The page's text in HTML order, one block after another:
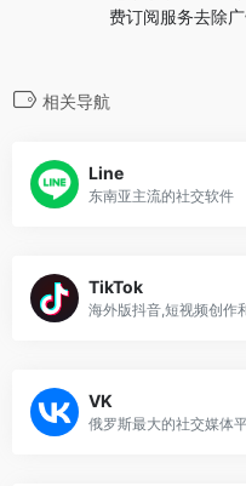
费订阅服务去除广
相关导航
Line
东南亚主流的社交软件
TikTok
海外版抖音,短视频创作
VK
俄罗斯最大的社交媒体